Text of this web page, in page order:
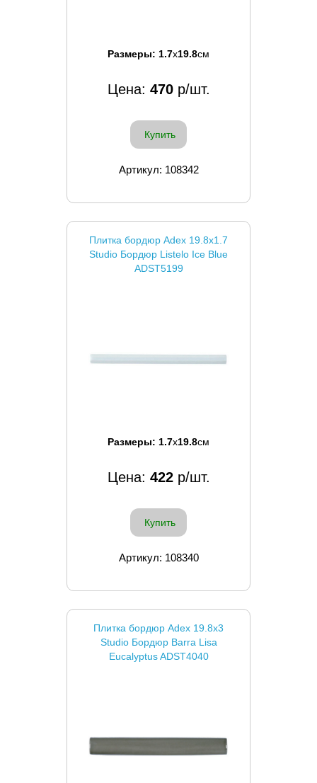
Размеры: 1.7x19.8см
Цена: 470р/шт.
Купить
Артикул: 108342
Плитка бордюр Adex 19.8x1.7
Studio Бордюр Listelo Ice Blue
ADST5199
Размеры: 1.7x19.8см
Цена: 422р/шт.
Купить
Артикул: 108340
Плитка бордюр Adex 19.8x3
Studio Бордюр Barra Lisa
Eucalyptus ADST4040